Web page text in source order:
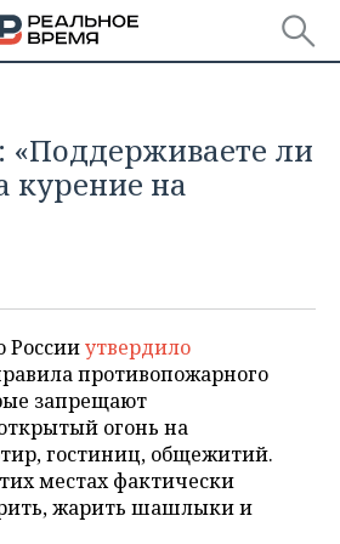
ПФО
«Поддерживаете ли
курение на
Россииутвердило
противопожарного
запрещают
огонь на
гостиниц, общежитий.
местах фактически
жарить шашлыки и